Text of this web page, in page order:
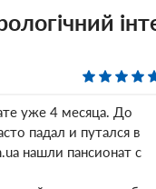
уже 4 месяца. До
падал и путался в
нашли пансионат с